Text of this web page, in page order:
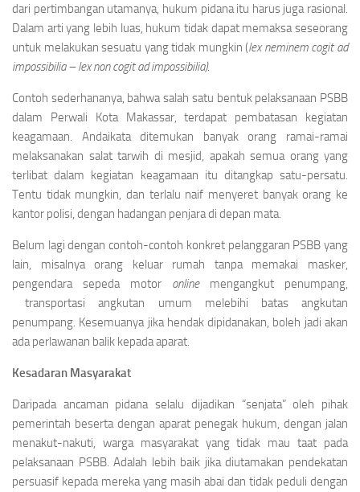
dari pertimbangan utamanya, hukum pidana itu harus juga rasional.
Dalam arti yang lebih luas, hukum tidak dapat memaksa seseorang
untuk melakukan sesuatu yang tidak mungkin (lex neminem cogit ad
impossibilia – lex non cogit ad impossibilia).
Contoh sederhananya, bahwa salah satu bentuk pelaksanaan PSBB
dalam Perwali Kota Makassar, terdapat pembatasan kegiatan
keagamaan. Andaikata ditemukan banyak orang ramai-ramai
melaksanakan salat tarwih di mesjid, apakah semua orang yang
terlibat dalam kegiatan keagamaan itu ditangkap satu-persatu.
Tentu tidak mungkin, dan terlalu naif menyeret banyak orang ke
kantor polisi, dengan hadangan penjara di depan mata.
Belum lagi dengan contoh-contoh konkret pelanggaran PSBB yang
lain, misalnya orang keluar rumah tanpa memakai masker,
pengendara sepeda motor onlinemengangkut penumpang,
transportasi angkutan umum melebihi batas angkutan
penumpang. Kesemuanya jika hendak dipidanakan, boleh jadi akan
ada perlawanan balik kepada aparat.
Kesadaran Masyarakat
Daripada ancaman pidana selalu dijadikan “senjata” oleh pihak
pemerintah beserta dengan aparat penegak hukum, dengan jalan
menakut-nakuti, warga masyarakat yang tidak mau taat pada
pelaksanaan PSBB. Adalah lebih baik jika diutamakan pendekatan
persuasif kepada mereka yang masih abai dan tidak peduli dengan